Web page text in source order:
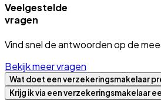
Veelgestelde
vragen
Vind snel de antwoorden op de
Bekijk meer vragen
Wat doet een verzekeringsmakelaar
Krijg ik via een verzekeringsmakelaar